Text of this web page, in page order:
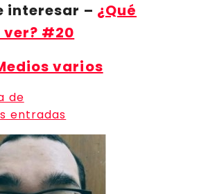
interesar – ¿Qué
#20
varios
de
entradas